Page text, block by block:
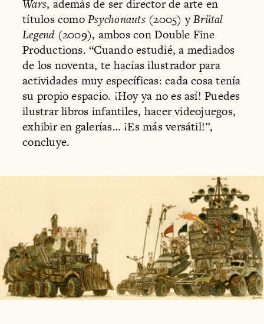
Wars, además de ser director de arte en
títulos comoPsychonauts(2005) yBrütal
Legend(2009), ambos con Double Fine
Productions. “Cuando estudié, a mediados
de los noventa, te hacías ilustrador para
actividades muy específicas: cada cosa tenía
su propio espacio. ¡Hoy ya no es así! Puedes
ilustrar libros infantiles, hacer videojuegos,
exhibir en galerías… ¡Es más versátil!”,
concluye.